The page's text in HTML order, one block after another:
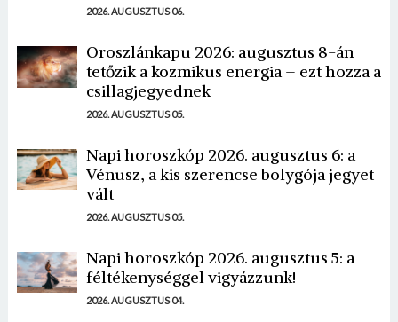
2026. AUGUSZTUS 06.
Oroszlánkapu 2026: augusztus 8-án
tetőzik a kozmikus energia – ezt hozza a
csillagjegyednek
2026. AUGUSZTUS 05.
Napi horoszkóp 2026. augusztus 6: a
Vénusz, a kis szerencse bolygója jegyet
vált
2026. AUGUSZTUS 05.
Napi horoszkóp 2026. augusztus 5: a
féltékenységgel vigyázzunk!
2026. AUGUSZTUS 04.